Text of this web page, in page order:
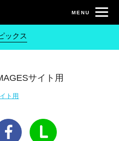
ックス
サイト用
ト用